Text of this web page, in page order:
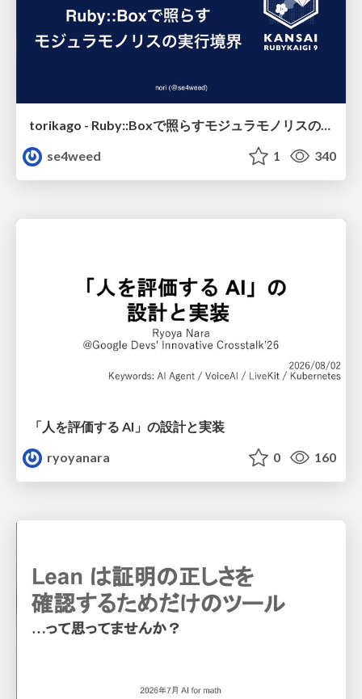
torikago - Ruby::Boxで照らすモジュラモノリスの実行境界
se4weed
1 340
「人を評価する AI」の 設計と実装
ryoyanara
0 160